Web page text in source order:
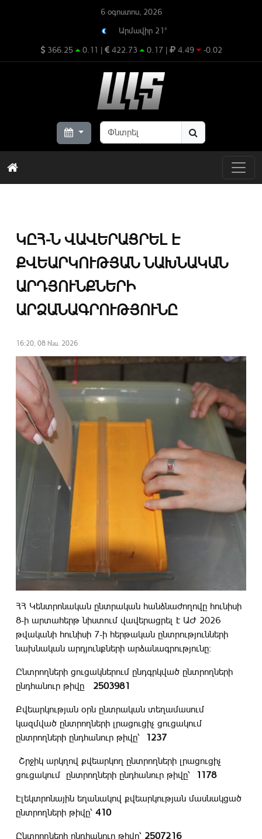
6 օգոստոս, 2026
Արմավիր 21°
366.25 0.11 | 422.73 0.17| 4.49 -0.02
ԿԸՀ-Ն ՎԱՎԵՐԱՑՐԵԼ Է
ՔՎԵԱՐԿՈՒԹՅԱՆ ՆԱԽՆԱԿԱՆ
ԱՐԴՅՈՒՆՔՆԵՐԻ
ԱՐՁԱՆԱԳՐՈՒԹՅՈՒՆԸ
16:20, 08 հնս. 2026
ՀՀ Կենտրոնական ընտրական հանձնաժողովը հունիսի
8-ի արտահերթ նիստում վավերացրել է ԱԺ 2026
թվականի հունիսի 7-ի հերթական ընտրությունների
նախնական արդյունքների արձանագրությունը։
Ընտրողների ցուցակներում ընդգրկված ընտրողների
ընդհանուր թիվը 2503981
Քվեարկության օրն ընտրական տեղամասում
կազմված ընտրողների լրացուցիչ ցուցակում
ընտրողների ընդհանուր թիվը՝
1237
Շրջիկ արկղով քվեարկող ընտրողների լրացուցիչ
ցուցակում ընտրողների ընդհանուր թիվը՝
1178
Էլեկտրոնային եղանակով քվեարկության մասնակցած
ընտրողների թիվը՝ 410
Ընտրողների ընդհանուր թիվը՝ 2507216